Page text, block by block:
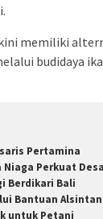
memiliki
budidaya
Pertamina
Niaga Perkuat Desa
Berdikari Bali
Bantuan Alsintan
untuk Petani